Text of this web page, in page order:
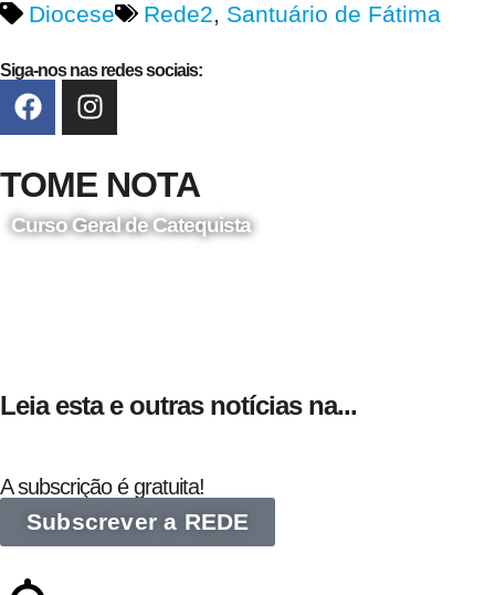
Diocese
Rede2 Santuário de Fátima
Siga-nos nas redes sociais:
TOME NOTA
Curso Geral de Catequista
Leia esta e outras notícias na...
A subscrição é gratuita!
Subscrever a REDE